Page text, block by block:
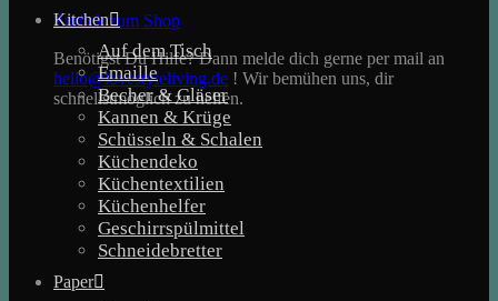
Zurück zum Shop
Benötigst Du Hilfe? Dann melde dich gerne per mail an
hello@lovestyleliving.de ! Wir bemühen uns, dir
schnellstmöglich zu helfen.
Kitchen
Auf dem Tisch
Emaille
Becher & Gläser
Kannen & Krüge
Schüsseln & Schalen
Küchendeko
Küchentextilien
Küchenhelfer
Geschirrspülmittel
Schneidebretter
Paper